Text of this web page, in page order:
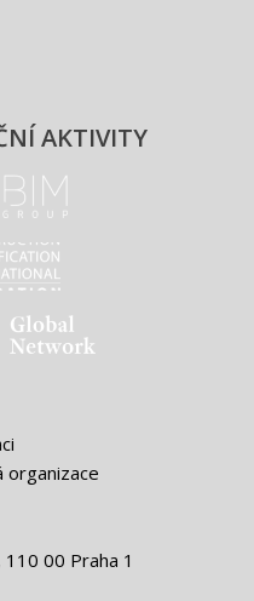
organizace
00 Praha 1
AKTIVITY
- logo
international -
- logo